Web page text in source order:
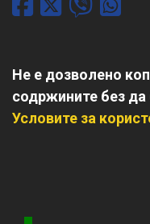
Не е дозволено
содржините без
Условите за